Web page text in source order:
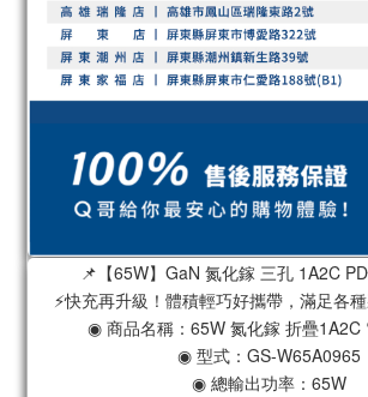
📌【65W】GaN 氮化鎵 三孔 1A2C
⚡️快充再升級！體積輕巧好攜帶，滿足各
◉ 商品名稱：65W 氮化鎵 折疊1A2C
◉ 型式：GS-W65A0965
◉ 總輸出功率：65W